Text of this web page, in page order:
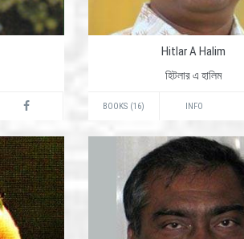
Hitlar A Halim
হিটলার এ হালিম
BOOKS (16) INFO